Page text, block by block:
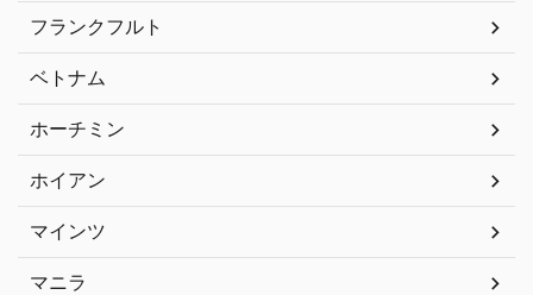
フランクフルト
ベトナム
ホーチミン
ホイアン
マインツ
マニラ